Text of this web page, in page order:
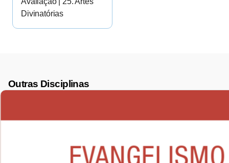
Divinatórias
Outras Disciplinas